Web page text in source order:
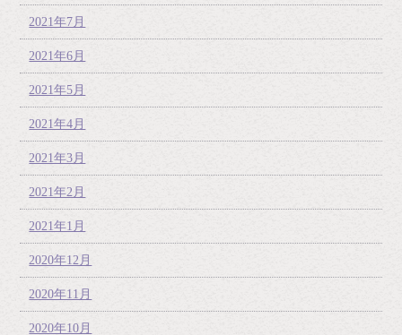
2021年7月
2021年6月
2021年5月
2021年4月
2021年3月
2021年2月
2021年1月
2020年12月
2020年11月
2020年10月